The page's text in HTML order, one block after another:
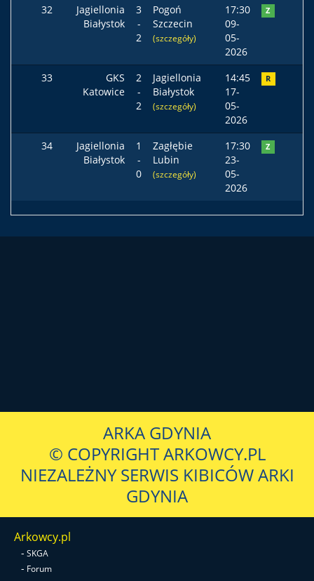
32
Jagiellonia
Białystok
3
-
2
Pogoń
Szczecin
(szczegóły)
17:30
09-
05-
2026
Z
33
GKS
Katowice
2
-
2
Jagiellonia
Białystok
(szczegóły)
14:45
17-
05-
2026
R
34
Jagiellonia
Białystok
1
-
0
Zagłębie
Lubin
(szczegóły)
17:30
23-
05-
2026
Z
ARKA GDYNIA
© COPYRIGHT ARKOWCY.PL
NIEZALEŻNY SERWIS KIBICÓW ARKI
GDYNIA
Arkowcy.pl
- SKGA
- Forum